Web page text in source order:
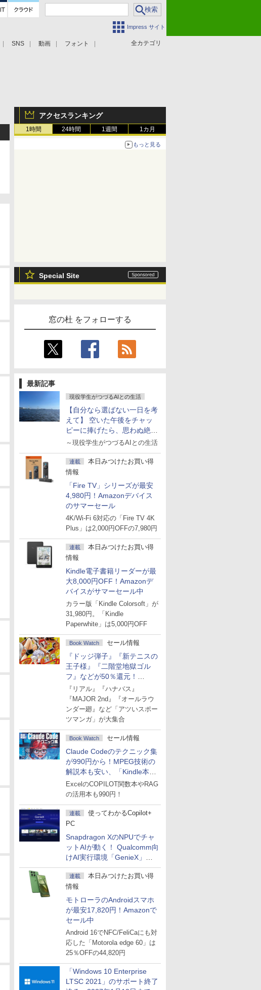
Impress サイト
全カテゴリ
SNS 動画 フォント
アクセスランキング
1時間 24時間 1週間 1カ月
もっと見る
Special Site
窓の杜 をフォローする
最新記事
現役学生がつづるAIとの生活
【自分なら選ばない一日を考
えて】 空いた午後をチャッ
ピーに捧げたら、思わぬ絶景
に出会った話
～現役学生がつづるAIとの生活
連載
本日みつけたお買い得
情報
「Fire TV」シリーズが最安
4,980円！Amazonデバイス
のサマーセール
4K/Wi-Fi 6対応の「Fire TV 4K
Plus」は2,000円OFFの7,980円
連載
本日みつけたお買い得
情報
Kindle電子書籍リーダーが最
大8,000円OFF！Amazonデ
バイスがサマーセール中
カラー版「Kindle Colorsoft」が
31,980円。「Kindle
Paperwhite」は5,000円OFF
Book Watch セール情報
『ドッジ弾子』『新テニスの
王子様』『二階堂地獄ゴル
フ』などが50％還元！
Amazonマンガ週末セール
『リアル』『ハナバス』
『MAJOR 2nd』『オールラウ
ンダー廻』など「アツいスポー
ツマンガ」が大集合
Book Watch セール情報
Claude Codeのテクニック集
が990円から！MPEG技術の
解説本も安い、「Kindle本サ
マーセール」第2弾開始！
ExcelのCOPILOT関数本やRAG
の活用本も990円！
連載
使ってわかるCopilot+
PC
Snapdragon XのNPUでチャ
ットAIが動く！ Qualcomm向
けAI実行環境「GenieX」を
試してみた
連載
本日みつけたお買い得
情報
モトローラのAndroidスマホ
が最安17,820円！Amazonで
セール中
Android 16でNFC/FeliCaにも対
応した「Motorola edge 60」は
25％OFFの44,820円
「Windows 10 Enterprise
LTSC 2021」のサポート終了